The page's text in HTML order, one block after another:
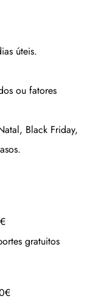
úteis.
ou fatores
Black Friday,
gratuitos